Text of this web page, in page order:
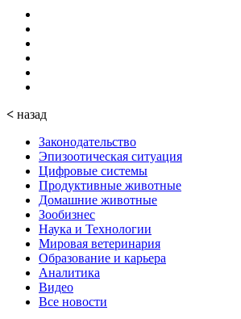
< назад
Законодательство
Эпизоотическая ситуация
Цифровые системы
Продуктивные животные
Домашние животные
Зообизнес
Наука и Технологии
Мировая ветеринария
Образование и карьера
Аналитика
Видео
Все новости